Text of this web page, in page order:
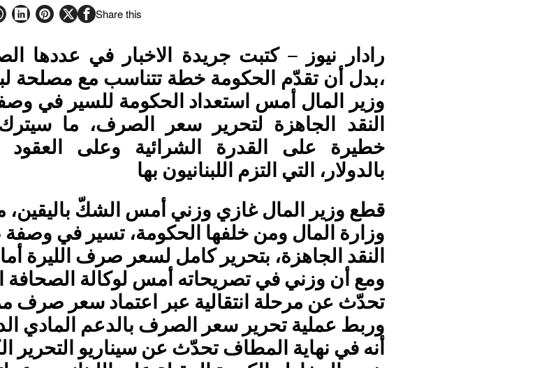
Share this
رادار نيوز – كتبت جريدة الاخبار في عددها
،بدل أن تقدّم الحكومة خطة تتناسب مع مصلحة
وزير المال أمس استعداد الحكومة للسير في
النقد الجاهزة لتحرير سعر الصرف، ما
خطيرة على القدرة الشرائية وعلى العقود
بالدولار، التي التزم اللبنانيون بها
قطع وزير المال غازي وزني أمس الشكّ باليقين،
وزارة المال ومن خلفها الحكومة، تسير في
النقد الجاهزة، بتحرير كامل لسعر صرف الليرة
ومع أن وزني في تصريحاته أمس لوكالة الصحافة
تحدّث عن مرحلة انتقالية عبر اعتماد سعر صرف
وربط عملية تحرير سعر الصرف بالدعم المادي
أنه في نهاية المطاف تحدّث عن سيناريو التحرير